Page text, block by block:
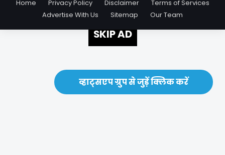
व्हाट्सएप ग्रुप से जुड़ें क्लिक करें
Home
Privacy Policy Disclaimer
Terms of Services
Advertise With Us
Sitemap Our Team
SKIP AD